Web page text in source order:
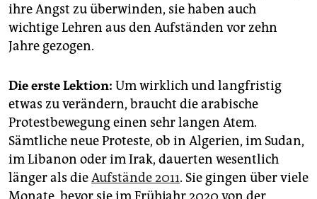
ihre Angst zu überwinden, sie haben auch
wichtige Lehren aus den Aufständen vor zehn
Jahre gezogen.
Die erste Lektion: Um wirklich und langfristig
etwas zu verändern, braucht die arabische
Protestbewegung einen sehr langen Atem.
Sämtliche neue Proteste, ob in Algerien, im Sudan,
im Libanon oder im Irak, dauerten wesentlich
länger als dieAufstände 2011. Sie gingen über viele